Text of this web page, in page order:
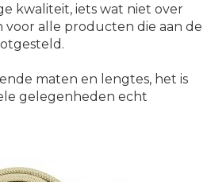
kwaliteit, iets wat niet over
alle producten die aan de
maten en lengtes, het is
gelegenheden echt